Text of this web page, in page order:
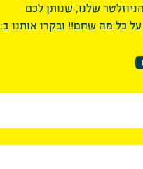
שלנו, שנותן לכם
כל מה שחם!! ובקרו אותנו ב: